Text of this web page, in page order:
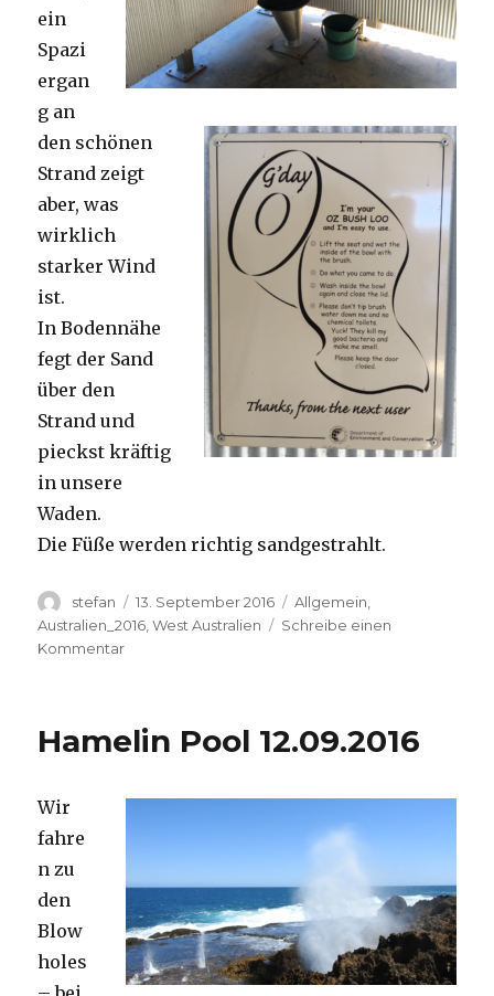
ein
Spazi
ergan
g an
den schönen
Strand zeigt
aber, was
wirklich
starker Wind
ist.
In Bodennähe
fegt der Sand
über den
Strand und
pieckst kräftig
in unsere
Waden.
Die Füße werden richtig sandgestrahlt.
Autor
stefan
Veröffentlicht
am
13. September 2016 Kategorien
Allgemein
Australien_2016 ,West Australien
Schreibe einen
Kommentarzu
Hamelin Pool 12.09.2016
Wir
fahre
n zu
den
Blow
holes